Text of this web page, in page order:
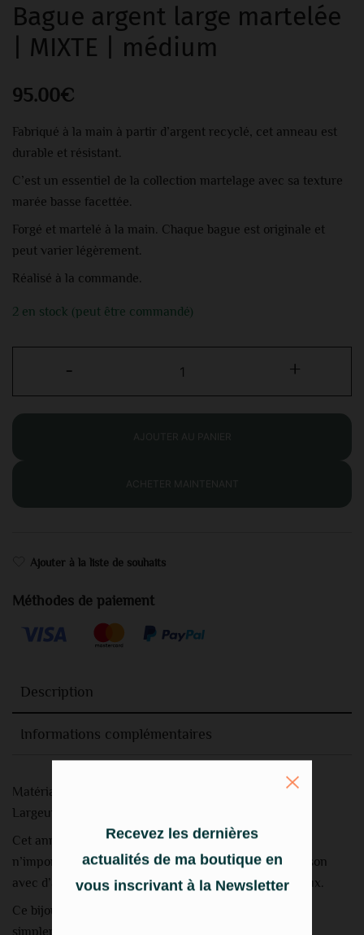
Bague argent large martelée
| MIXTE | médium
95.00€
Fabriqué à la main à partir d’argent recyclé, cet anneau est
durable et résistant.
C’est un essentiel de la collection martelage avec sa texture
marée basse facettée.
Forgé et martelé à la main. Chaque bague est originale et
peut varier légèrement.
Réalisé à la commande.
2 en stock (peut être commandé)
- +
ACHETER MAINTENANT
Ajouter à la liste de souhaits
Méthodes de paiement
Description
Informations complémentaires
Matériau : Argent
Largeur: 0,5 cm
Cet anneau élégant en fait un accessoire parfait pour
n’importe quelle tenue. Il peut être porté en combinaison
avec d’autres bagues pour créer un look plus audacieux.
Ce bijou est facile à entretenir et à nettoyer. Utilisez
simplement un chiffon doux pour essuyer l’anneau et
Recevez les dernières
actualités de ma boutique en
vous inscrivant à la Newsletter